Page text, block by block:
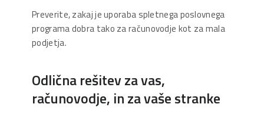
Preverite, zakaj je uporaba spletnega poslovnega
programa dobra tako za računovodje kot za mala
podjetja.
Odlična rešitev za vas,
računovodje, in za vaše stranke